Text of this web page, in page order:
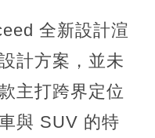
全新設計渲
計方案，並未
主打跨界定位
與 SUV 的特